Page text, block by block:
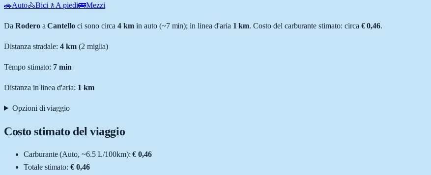
🚗Auto🚴Bici 🚶 A piedi🚌Mezzi
Da RoderoaCantello ci sono circa 4 km in auto (~7 min); in linea d'aria 1 km. Costo del carburante stimato: circa € 0,46.
Distanza stradale:4 km (2 miglia)
Tempo stimato: 7 min
Distanza in linea d'aria: 1 km
Opzioni di viaggio
Costo stimato del viaggio
Carburante (Auto, ~6.5 L/100km): € 0,46
Totale stimato:€ 0,46